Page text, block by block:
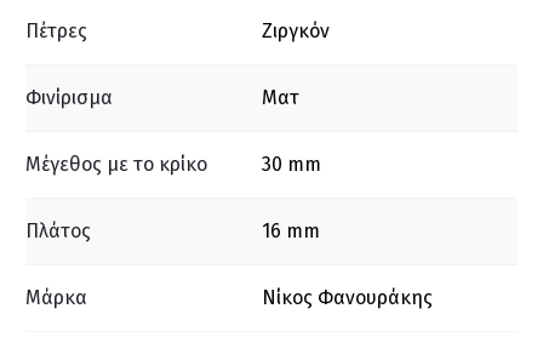
Πέτρες Ζιργκόν
Φινίρισμα Ματ
Μέγεθος με το κρίκο 30 mm
Πλάτος 16 mm
Μάρκα Νίκος Φανουράκης